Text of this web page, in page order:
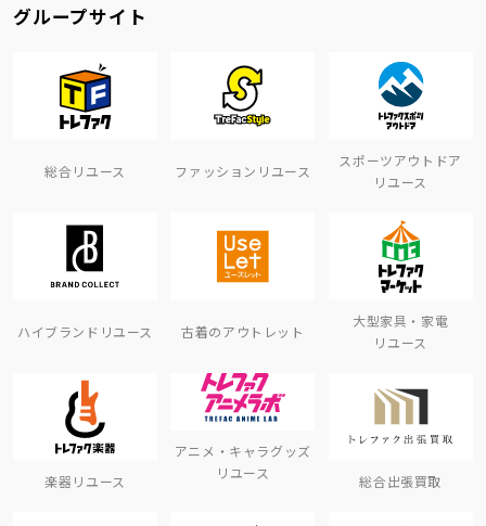
グループサイト
総合リユース ファッションリユース
スポーツアウトドア
リユース
ハイブランドリユース 古着のアウトレット
大型家具・家電
リユース
楽器リユース
アニメ・キャラグッズ
リユース
総合出張買取